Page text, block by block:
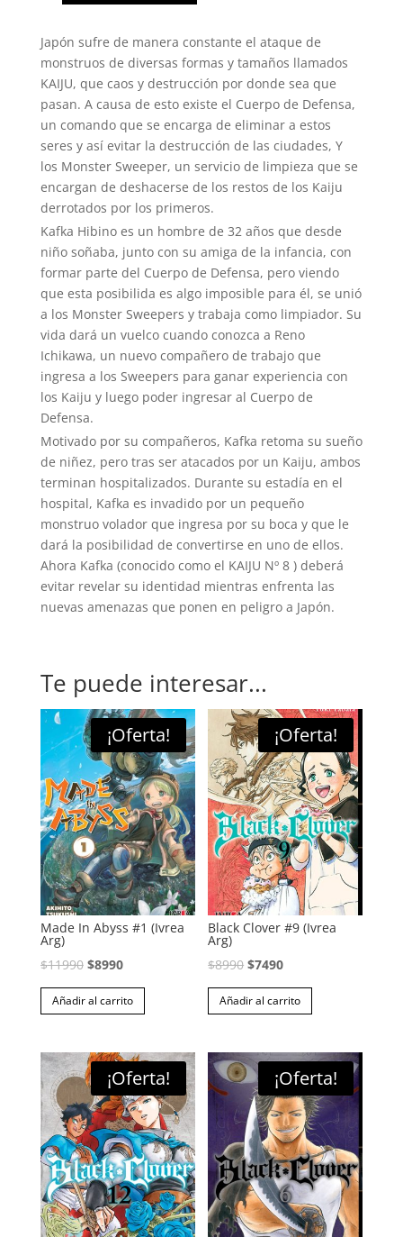
#07
cantidad
Japón sufre de manera constante el ataque de
monstruos de diversas formas y tamaños llamados
KAIJU, que caos y destrucción por donde sea que
pasan. A causa de esto existe el Cuerpo de Defensa,
un comando que se encarga de eliminar a estos
seres y así evitar la destrucción de las ciudades, Y
los Monster Sweeper, un servicio de limpieza que se
encargan de deshacerse de los restos de los Kaiju
derrotados por los primeros.
Kafka Hibino es un hombre de 32 años que desde
niño soñaba, junto con su amiga de la infancia, con
formar parte del Cuerpo de Defensa, pero viendo
que esta posibilida es algo imposible para él, se unió
a los Monster Sweepers y trabaja como limpiador. Su
vida dará un vuelco cuando conozca a Reno
Ichikawa, un nuevo compañero de trabajo que
ingresa a los Sweepers para ganar experiencia con
los Kaiju y luego poder ingresar al Cuerpo de
Defensa.
Motivado por su compañeros, Kafka retoma su sueño
de niñez, pero tras ser atacados por un Kaiju, ambos
terminan hospitalizados. Durante su estadía en el
hospital, Kafka es invadido por un pequeño
monstruo volador que ingresa por su boca y que le
dará la posibilidad de convertirse en uno de ellos.
Ahora Kafka (conocido como el KAIJU Nº 8 ) deberá
evitar revelar su identidad mientras enfrenta las
nuevas amenazas que ponen en peligro a Japón.
Te puede interesar...
¡Oferta!
Made In Abyss #1 (Ivrea
Arg)
$11990 El
precio
original
$11990.
$8990El
precio
actual
$8990.
Añadir al carrito
¡Oferta!
Black Clover #9 (Ivrea
Arg)
$8990 El
precio
original
$8990.
$7490El
precio
actual
$7490.
Añadir al carrito
¡Oferta! ¡Oferta!